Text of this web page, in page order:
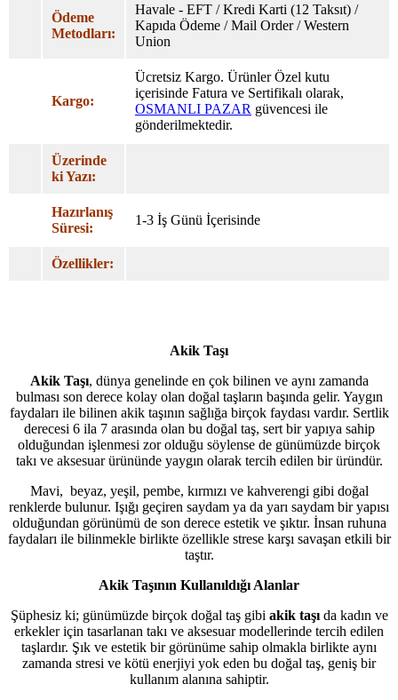
Ödeme
Metodları:
Havale - EFT / Kredi Karti (12 Taksıt) /
Kapıda Ödeme / Mail Order / Western
Union
Kargo:
Ücretsiz Kargo. Ürünler Özel kutu
içerisinde Fatura ve Sertifikalı olarak,
OSMANLI PAZAR güvencesi ile
gönderilmektedir.
Üzerinde
ki Yazı:
Hazırlanış
Süresi:
1-3 İş Günü İçerisinde
Özellikler:
Akik Taşı
Akik Taşı, dünya genelinde en çok bilinen ve aynı zamanda
bulması son derece kolay olan doğal taşların başında gelir. Yaygın
faydaları ile bilinen akik taşının sağlığa birçok faydası vardır. Sertlik
derecesi 6 ila 7 arasında olan bu doğal taş, sert bir yapıya sahip
olduğundan işlenmesi zor olduğu söylense de günümüzde birçok
takı ve aksesuar ürününde yaygın olarak tercih edilen bir üründür.
Mavi, beyaz, yeşil, pembe, kırmızı ve kahverengi gibi doğal
renklerde bulunur. Işığı geçiren saydam ya da yarı saydam bir yapısı
olduğundan görünümü de son derece estetik ve şıktır. İnsan ruhuna
faydaları ile bilinmekle birlikte özellikle strese karşı savaşan etkili bir
taştır.
Akik Taşının Kullanıldığı Alanlar
Şüphesiz ki; günümüzde birçok doğal taş gibi akik taşı da kadın ve
erkekler için tasarlanan takı ve aksesuar modellerinde tercih edilen
taşlardır. Şık ve estetik bir görünüme sahip olmakla birlikte aynı
zamanda stresi ve kötü enerjiyi yok eden bu doğal taş, geniş bir
kullanım alanına sahiptir.